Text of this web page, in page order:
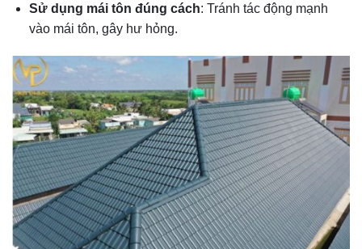
Sử dụng mái tôn đúng cách: Tránh tác động mạnh
vào mái tôn, gây hư hỏng.